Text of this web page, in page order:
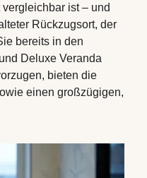
ist – und
Rückzugsort, der
bereits in den
Deluxe Veranda
bieten die
einen großzügigen,